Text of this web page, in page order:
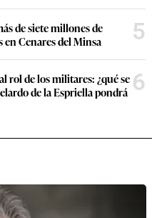
de siete millones de
Cenares del Minsa
5
rol de los militares: ¿qué se
de la Espriella pondrá 6